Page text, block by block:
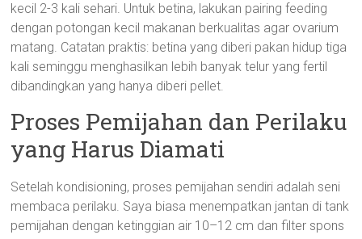
kecil 2-3 kali sehari. Untuk betina, lakukan pairing feeding
dengan potongan kecil makanan berkualitas agar ovarium
matang. Catatan praktis: betina yang diberi pakan hidup tiga
kali seminggu menghasilkan lebih banyak telur yang fertil
dibandingkan yang hanya diberi pellet.
Proses Pemijahan dan Perilaku
yang Harus Diamati
Setelah kondisioning, proses pemijahan sendiri adalah seni
membaca perilaku. Saya biasa menempatkan jantan di tank
pemijahan dengan ketinggian air 10–12 cm dan filter spons